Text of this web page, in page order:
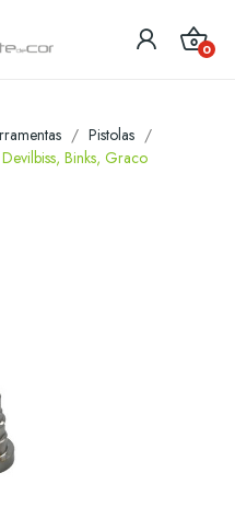
0
Pistolas
Binks, Graco